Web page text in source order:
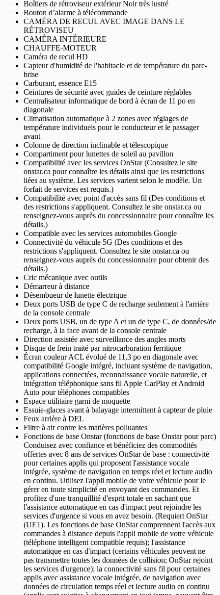
Boîtiers de rétroviseur extérieur Noir très lustré
Bouton d’alarme à télécommande
CAMÉRA DE RECUL AVEC IMAGE DANS LE
RÉTROVISEU
CAMÉRA INTÉRIEURE
CHAUFFE-MOTEUR
Caméra de recul HD
Capteur d'humidité de l'habitacle et de température du pare-
brise
Carburant, essence E15
Ceintures de sécurité avec guides de ceinture réglables
Centralisateur informatique de bord à écran de 11 po en
diagonale
Climatisation automatique à 2 zones avec réglages de
température individuels pour le conducteur et le passager
avant
Colonne de direction inclinable et télescopique
Compartiment pour lunettes de soleil au pavillon
Compatibilité avec les services OnStar (Consultez le site
onstar.ca pour connaître les détails ainsi que les restrictions
liées au système. Les services varient selon le modèle. Un
forfait de services est requis.)
Compatibilité avec point d'accès sans fil (Des conditions et
des restrictions s'appliquent. Consultez le site onstar.ca ou
renseignez-vous auprès du concessionnaire pour connaître les
détails.)
Compatible avec les services automobiles Google
Connectivité du véhicule 5G (Des conditions et des
restrictions s'appliquent. Consultez le site onstar.ca ou
renseignez-vous auprès du concessionnaire pour obtenir des
détails.)
Cric mécanique avec outils
Démarreur à distance
Désembueur de lunette électrique
Deux ports USB de type C de recharge seulement à l'arrière
de la console centrale
Deux ports USB, un de type A et un de type C, de données/de
recharge, à la face avant de la console centrale
Direction assistée avec surveillance des angles morts
Disque de frein traité par nitrocarburation ferritique
Écran couleur ACL évolué de 11,3 po en diagonale avec
compatibilité Google intégré, incluant système de navigation,
applications connectées, reconnaissance vocale naturelle, et
intégration téléphonique sans fil Apple CarPlay et Android
Auto pour téléphones compatibles
Espace utilitaire garni de moquette
Essuie-glaces avant à balayage intermittent à capteur de pluie
Feux arrière à DEL
Filtre à air contre les matières polluantes
Fonctions de base Onstar (fonctions de base Onstar pour parc)
Conduisez avec confiance et bénéficiez des commodités
offertes avec 8 ans de services OnStar de base : connectivité
pour certaines applis qui proposent l'assistance vocale
intégrée, système de navigation en temps réel et lecture audio
en continu. Utilisez l'appli mobile de votre véhicule pour le
gérer en toute simplicité en envoyant des commandes. Et
profitez d'une tranquillité d'esprit totale en sachant que
l'assistance automatique en cas d'impact peut rejoindre les
services d'urgence si vous en avez besoin. (Requiert OnStar
(UE1). Les fonctions de base OnStar comprennent l'accès aux
commandes à distance depuis l'appli mobile de votre véhicule
(téléphone intelligent compatible requis); l'assistance
automatique en cas d'impact (certains véhicules peuvent ne
pas transmettre toutes les données de collision; OnStar rejoint
les services d'urgence); la connectivité sans fil pour certaines
applis avec assistance vocale intégrée, de navigation avec
données de circulation temps réel et lecture audio en continu